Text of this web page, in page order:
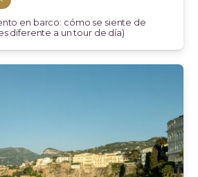
en barco: cómo se siente de
diferente a un tour de día)